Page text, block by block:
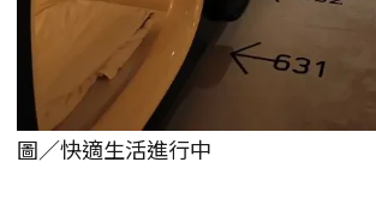
圖／快適生活進行中